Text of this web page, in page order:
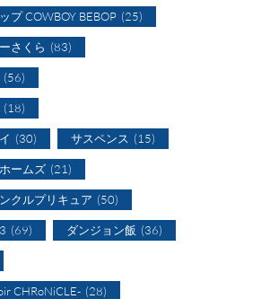
プ COWBOY BEBOP (25)
さくら (83)
(56)
(18)
(30) サスペンス (15)
ームズ (21)
クルプリキュア (50)
(69) ダンジョン飯 (36)
CHRoNiCLE- (28)